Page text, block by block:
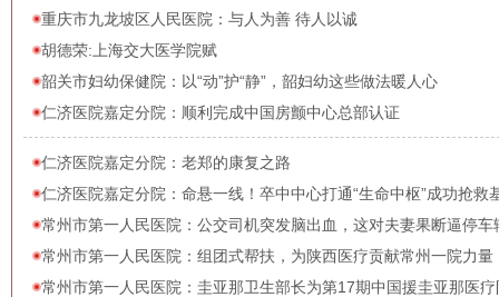
重庆市九龙坡区人民医院：与人为善 待人以诚
胡德荣:上海交大医学院赋
韶关市妇幼保健院：以“动”护“静”，韶妇幼这些做法暖人心
仁济医院嘉定分院：顺利完成中国房颤中心总部认证
仁济医院嘉定分院：老郑的康复之路
仁济医院嘉定分院：命悬一线！卒中中心打通“生命中枢”成功抢救
常州市第一人民医院：公交司机突发脑出血，这对夫妻果断逼停车
常州市第一人民医院：组团式帮扶，为陕西医疗贡献常州一院力量
常州市第一人民医院：圭亚那卫生部长为第17期中国援圭亚那医